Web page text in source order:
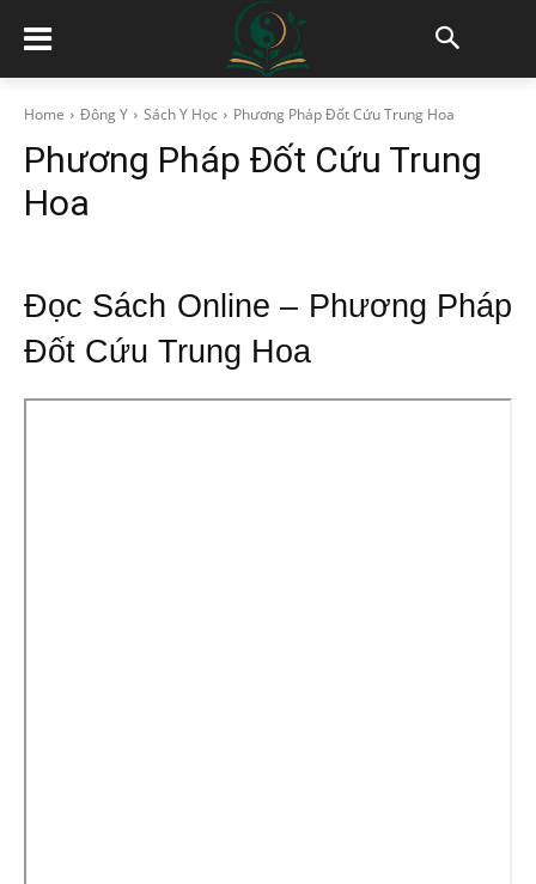
Home Đông Y Sách Y Học Phương Pháp Đốt Cứu Trung Hoa
Phương Pháp Đốt Cứu Trung
Hoa
Đọc Sách Online – Phương Pháp
Đốt Cứu Trung Hoa